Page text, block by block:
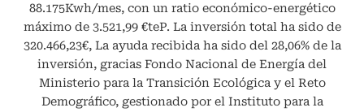
88.175Kwh/mes, con un ratio económico-energético
máximo de 3.521,99 €teP. La inversión total ha sido de
320.466,23€, La ayuda recibida ha sido del 28,06% de la
inversión, gracias Fondo Nacional de Energía del
Ministerio para la Transición Ecológica y el Reto
Demográfico, gestionado por el Instituto para la